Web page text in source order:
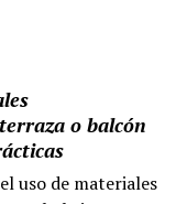
o balcón
uso de materiales